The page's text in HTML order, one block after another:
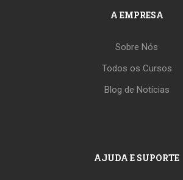
A EMPRESA
Sobre Nós
Todos os Cursos
Blog de Notícias
AJUDA E SUPORTE